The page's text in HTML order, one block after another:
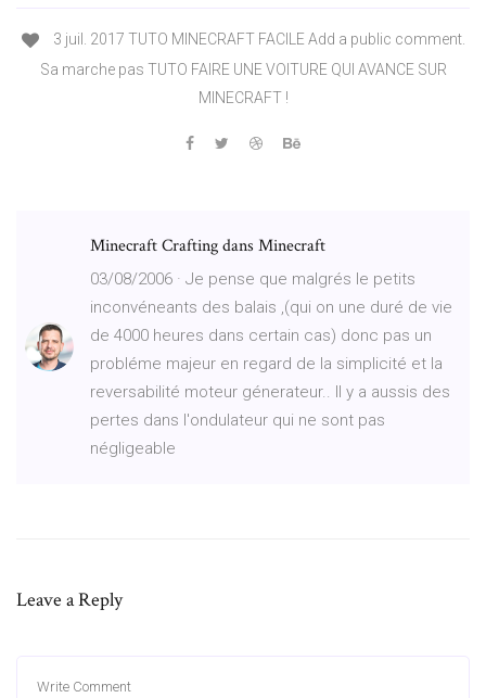
3 juil. 2017 TUTO MINECRAFT FACILE Add a public comment.
Sa marche pas TUTO FAIRE UNE VOITURE QUI AVANCE SUR
MINECRAFT !
Minecraft Crafting dans Minecraft
03/08/2006 · Je pense que malgrés le petits
inconvéneants des balais ,(qui on une duré de vie
de 4000 heures dans certain cas) donc pas un
probléme majeur en regard de la simplicité et la
reversabilité moteur génerateur.. Il y a aussis des
pertes dans l'ondulateur qui ne sont pas
négligeable
Leave a Reply